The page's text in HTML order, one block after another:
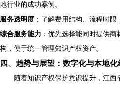
地行业的成功案例。
服务透明度 ：了解费用结构、流程时限
综合服务能力 ：优先选择能同时提供
构，便于统一管理知识产权资产。
四、趋势与展望：数字化与本地化
随着知识产权保护意识提升，江